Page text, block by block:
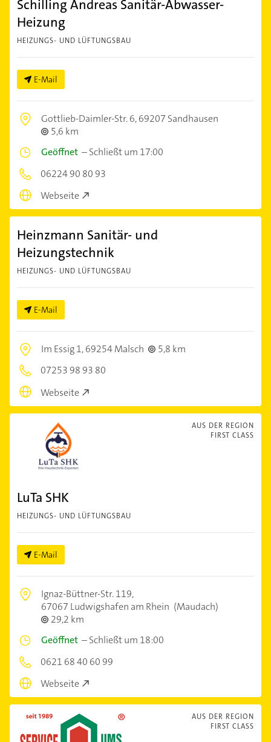
Schilling Andreas Sanitär-Abwasser-
Heizung
HEIZUNGS- UND LÜFTUNGSBAU
E-Mail
Gottlieb-Daimler-Str. 6,69207 Sandhausen
5,6 km
Geöffnet –Schließt um 17:00
06224 90 80 93
Webseite
Heinzmann Sanitär- und
Heizungstechnik
HEIZUNGS- UND LÜFTUNGSBAU
E-Mail
Im Essig 1,69254 Malsch
5,8 km
07253 98 93 80
Webseite
AUS DER REGION
FIRST CLASS
LuTa SHK
HEIZUNGS- UND LÜFTUNGSBAU
E-Mail
Ignaz-Büttner-Str. 119,
67067 Ludwigshafen am Rhein (Maudach)
29,2 km
Geöffnet –Schließt um 18:00
0621 68 40 60 99
Webseite
AUS DER REGION
FIRST CLASS